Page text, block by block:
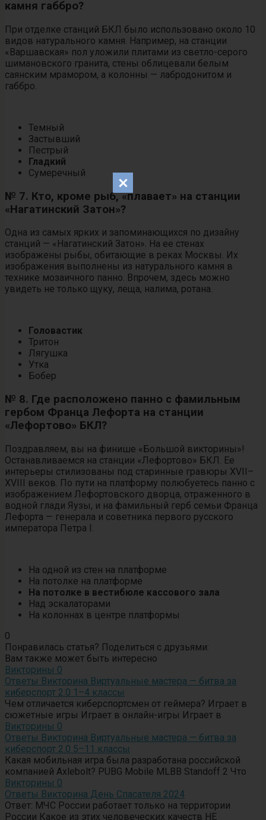
камня габбро?
При отделке станций БКЛ было использовано около 10
видов натурального камня. Например, на станции
«Варшавская» пол уложили плитами из светло-серого
шимановского гранита, стены облицевали белым
саянским мрамором, а колонны — лабродонитом и
габбро.
Темный
Застывший
Пестрый
Гладкий
Сумеречный
№ 7. Кто, кроме рыб, «плавает» на станции
«Нагатинский Затон»?
Одна из самых ярких и запоминающихся по дизайну
станций — «Нагатинский Затон». На ее стенах
изображены рыбы, обитающие в реках Москвы. Их
изображения выполнены из натурального камня в
технике мозаичного панно. Впрочем, здесь можно
увидеть не только щуку, леща, налима, ротана.
Головастик
Тритон
Лягушка
Утка
Бобер
№ 8. Где расположено панно с фамильным
гербом Франца Лефорта на станции
«Лефортово» БКЛ?
Поздравляем, вы на финише «Большой викторины»!
Останавливаемся на станции «Лефортово» БКЛ. Ее
интерьеры стилизованы под старинные гравюры ХVII–
XVIII веков. По пути на платформу полюбуетесь панно с
изображением Лефортовского дворца, отраженного в
водной глади Яузы, и на фамильный герб семьи Франца
Лефорта — генерала и советника первого русского
императора Петра I.
На одной из стен на платформе
На потолке на платформе
На потолке в вестибюле кассового зала
Над эскалаторами
На колоннах в центре платформы
0
Понравилась статья? Поделиться с друзьями:
Вам также может быть интересно
Викторины 0
Ответы Викторина Виртуальные мастера — битва за
киберспорт 2.0 1–4 классы
Чем отличается киберспортсмен от геймера? Играет в
сюжетные игры Играет в онлайн-игры Играет в
Викторины 0
Ответы Викторина Виртуальные мастера — битва за
киберспорт 2.0 5–11 классы
Какая мобильная игра была разработана российской
компанией Axlebolt? PUBG Mobile MLBB Standoff 2 Что
Викторины 0
Ответы Викторина День Спасателя 2024
Ответ: МЧС России работает только на территории
России Какое из этих человеческих качеств НЕ